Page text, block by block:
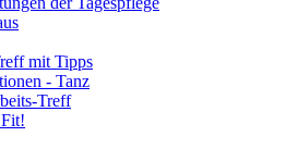
mit Tipps
- Tanz
Treff